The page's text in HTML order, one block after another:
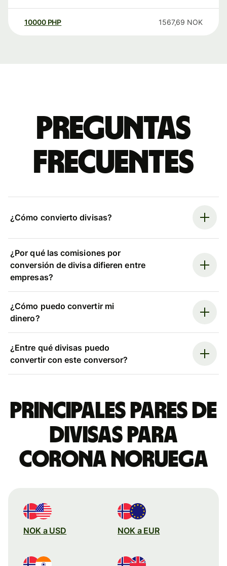
10000 PHP 1567,69 NOK
Preguntas
frecuentes
¿Cómo convierto divisas?
¿Por qué las comisiones por
conversión de divisa difieren entre
empresas?
¿Cómo puedo convertir mi
dinero?
¿Entre qué divisas puedo
convertir con este conversor?
Principales pares de
divisas para
corona noruega
NOK a USD NOK a EUR